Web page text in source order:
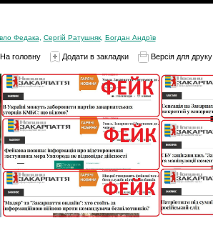
Федака Сергій Ратушняк, Богдан Андрїв
головну Додати в закладки Версія для друку